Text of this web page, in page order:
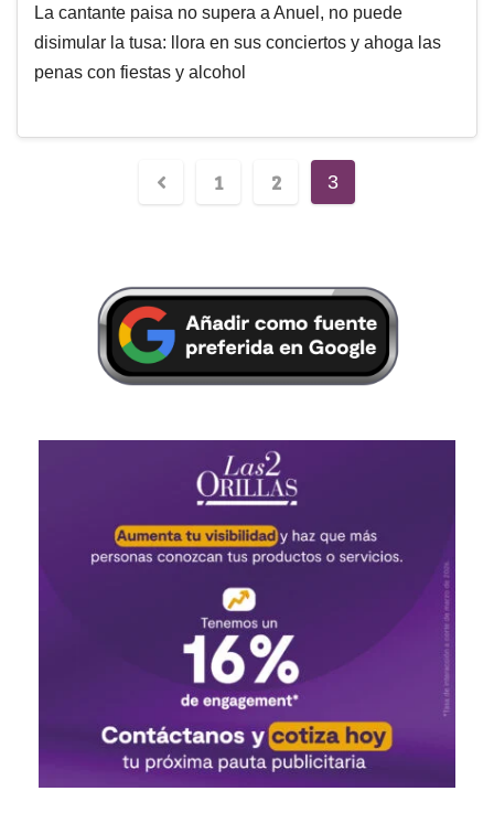
La cantante paisa no supera a Anuel, no puede
disimular la tusa: llora en sus conciertos y ahoga las
penas con fiestas y alcohol
1 2 3